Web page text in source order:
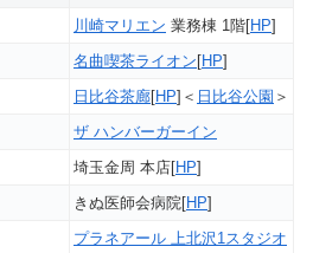
川崎マリエン 業務棟 1階[HP]
名曲喫茶ライオン [HP]
日比谷茶廊[HP]＜ 日比谷公園 ＞
ザ ハンバーガーイン
埼玉金周 本店[HP]
きぬ医師会病院[HP]
プラネアール 上北沢1スタジオ